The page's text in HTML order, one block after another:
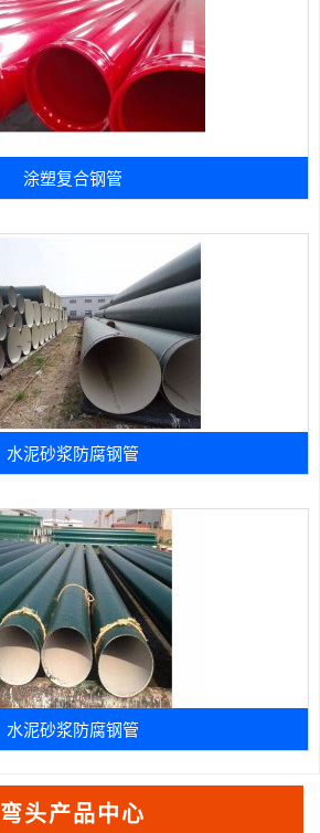
涂塑复合钢管
水泥砂浆防腐钢管
水泥砂浆防腐钢管
弯头产品中心